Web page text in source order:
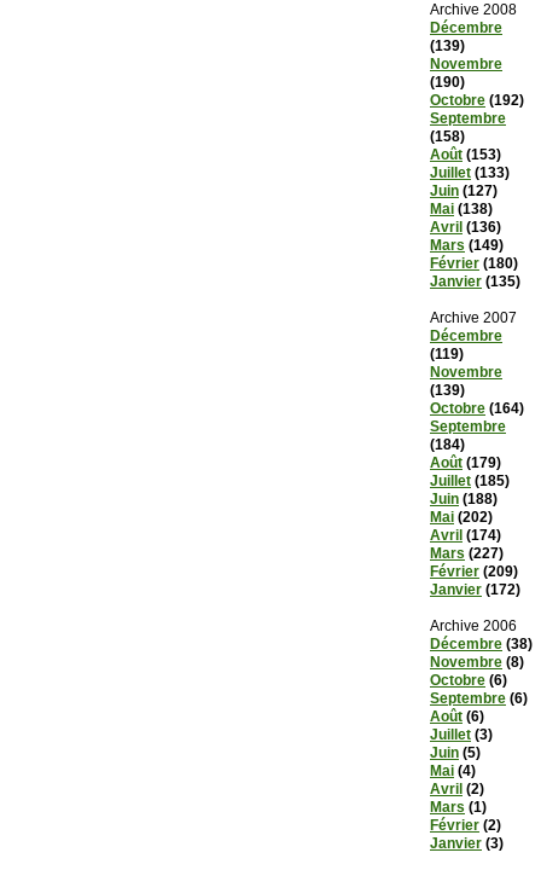
Archive 2008
Décembre
(139)
Novembre
(190)
Octobre (192)
Septembre
(158)
Août (153)
Juillet (133)
Juin (127)
Mai (138)
Avril (136)
Mars (149)
Février (180)
Janvier (135)
Archive 2007
Décembre
(119)
Novembre
(139)
Octobre (164)
Septembre
(184)
Août (179)
Juillet (185)
Juin (188)
Mai (202)
Avril (174)
Mars (227)
Février (209)
Janvier (172)
Archive 2006
Décembre (38)
Novembre (8)
Octobre (6)
Septembre (6)
Août (6)
Juillet (3)
Juin (5)
Mai (4)
Avril (2)
Mars (1)
Février (2)
Janvier (3)